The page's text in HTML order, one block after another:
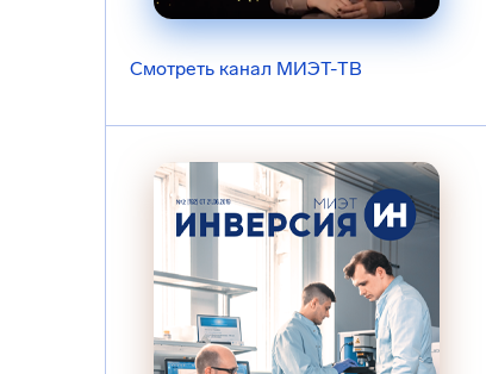
Смотреть канал МИЭТ-ТВ